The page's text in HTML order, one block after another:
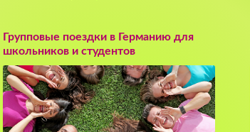
Групповые поездки в Германию для
школьников и студентов